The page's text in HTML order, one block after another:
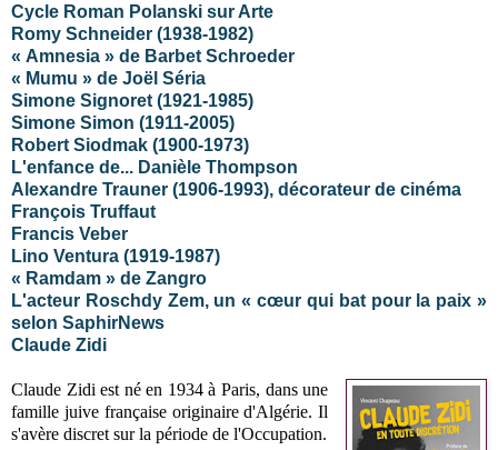
Cycle Roman Polanski sur Arte
Romy Schneider (1938-1982)
« Amnesia » de Barbet Schroeder
« Mumu » de Joël Séria
Simone Signoret (1921-1985)
Simone Simon (1911-2005)
Robert Siodmak (1900-1973)
L'enfance de... Danièle Thompson
Alexandre Trauner (1906-1993), décorateur de cinéma
François Truffaut
Francis Veber
Lino Ventura (1919-1987)
« Ramdam » de Zangro
L'acteur Roschdy Zem, un « cœur qui bat pour la paix »
selon SaphirNews
Claude Zidi
Claude Zidi est né en 1934 à Paris, dans une
famille juive française originaire d'Algérie. Il
s'avère discret sur la période de l'Occupation.